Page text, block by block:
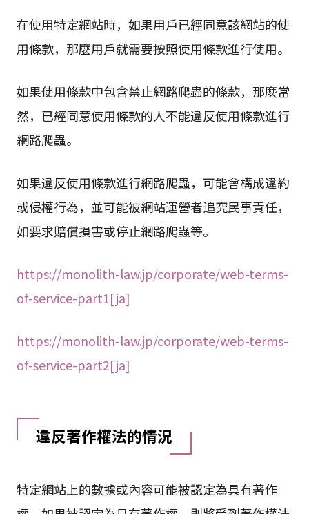
在使用特定網站時，如果用戶已經同意該網站的使
用條款，那麼用戶就需要按照使用條款進行使用。
如果使用條款中包含禁止網路爬蟲的條款，那麼當
然，已經同意使用條款的人不能違反使用條款進行
網路爬蟲。
如果違反使用條款進行網路爬蟲，可能會構成違約
或侵權行為，並可能被網站運營者追究民事責任，
如要求賠償損害或停止網路爬蟲等。
https://monolith-law.jp/corporate/web-terms-
of-service-part1[ja]
https://monolith-law.jp/corporate/web-terms-
of-service-part2[ja]
違反著作權法的情況
特定網站上的數據或內容可能被認定為具有著作